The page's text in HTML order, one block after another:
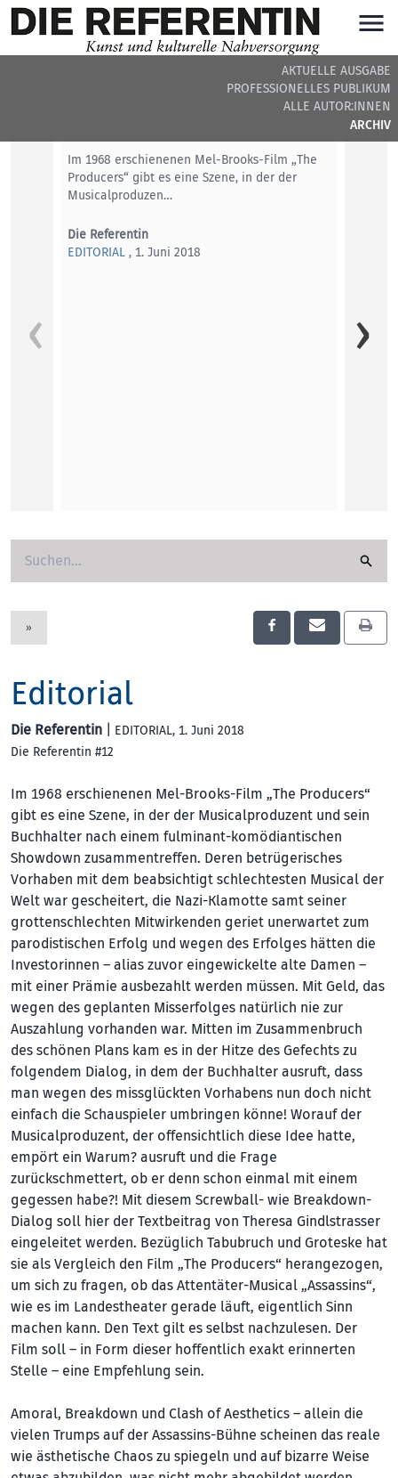
AKTUELLE AUSGABE
PROFESSIONELLES PUBLIKUM
ALLE AUTOR:INNEN
ARCHIV
DIE REFERENTIN #12 - BEITRÄGE DER AUSGABE
Im 1968 erschienenen Mel-Brooks-Film „The
Producers“ gibt es eine Szene, in der der
Musicalproduzen…
Die Referentin
EDITORIAL , 1. Juni 2018
»
Editorial
Die Referentin EDITORIAL, 1. Juni 2018
Die Referentin #12
Im 1968 erschienenen Mel-Brooks-Film „The Producers“
gibt es eine Szene, in der der Musicalproduzent und sein
Buchhalter nach einem fulminant-komödiantischen
Showdown zusammentreffen. Deren betrügerisches
Vorhaben mit dem beabsichtigt schlechtesten Musical der
Welt war gescheitert, die Nazi-Klamotte samt seiner
grottenschlechten Mitwirkenden geriet unerwartet zum
parodistischen Erfolg und wegen des Erfolges hätten die
Investorinnen – alias zuvor eingewickelte alte Damen –
mit einer Prämie ausbezahlt werden müssen. Mit Geld, das
wegen des geplanten Misserfolges natürlich nie zur
Auszahlung vorhanden war. Mitten im Zusammenbruch
des schönen Plans kam es in der Hitze des Gefechts zu
folgendem Dialog, in dem der Buchhalter ausruft, dass
man wegen des missglückten Vorhabens nun doch nicht
einfach die Schauspieler umbringen könne! Worauf der
Musicalproduzent, der offensichtlich diese Idee hatte,
empört ein Warum? ausruft und die Frage
zurückschmettert, ob er denn schon einmal mit einem
gegessen habe?! Mit diesem Screwball- wie Breakdown-
Dialog soll hier der Textbeitrag von Theresa Gindlstrasser
eingeleitet werden. Bezüglich Tabubruch und Groteske hat
sie als Vergleich den Film „The Producers“ herangezogen,
um sich zu fragen, ob das Attentäter-Musical „Assassins“,
wie es im Landestheater gerade läuft, eigentlich Sinn
machen kann. Den Text gilt es selbst nachzulesen. Der
Film soll – in Form dieser hoffentlich exakt erinnerten
Stelle – eine Empfehlung sein.
Amoral, Breakdown und Clash of Aesthetics – allein die
vielen Trumps auf der Assassins-Bühne scheinen das reale
wie ästhetische Chaos zu spiegeln und auf bizarre Weise